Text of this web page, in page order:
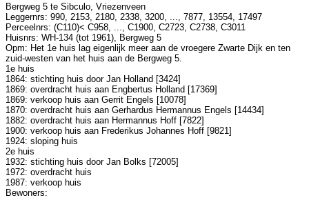
Bergweg 5 te Sibculo, Vriezenveen
Leggernrs: 990, 2153, 2180, 2338, 3200, ..., 7877, 13554, 17497
Perceelnrs: (C110)< C958, ..., C1900, C2723, C2738, C3011
Huisnrs: WH-134 (tot 1961), Bergweg 5
Opm: Het 1e huis lag eigenlijk meer aan de vroegere Zwarte Dijk en ten
zuid-westen van het huis aan de Bergweg 5.
1e huis
1864: stichting huis door Jan Holland [3424]
1869: overdracht huis aan Engbertus Holland [17369]
1869: verkoop huis aan Gerrit Engels [10078]
1870: overdracht huis aan Gerhardus Hermannus Engels [14434]
1882: overdracht huis aan Hermannus Hoff [7822]
1900: verkoop huis aan Frederikus Johannes Hoff [9821]
1924: sloping huis
2e huis
1932: stichting huis door Jan Bolks [72005]
1972: overdracht huis
1987: verkoop huis
Bewoners: